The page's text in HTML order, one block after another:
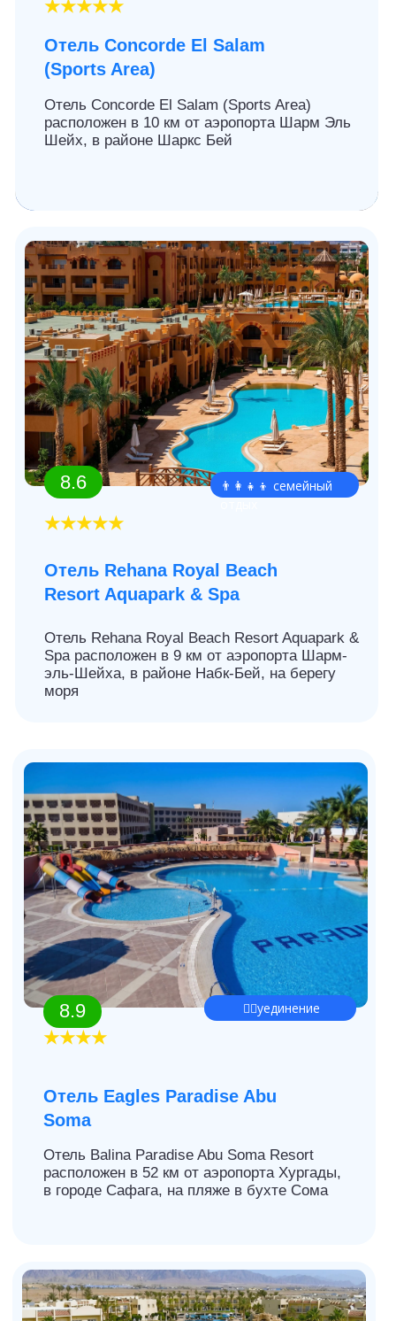
Отель Fayrouz
Resort
Отель Fayrouz Resort расположен в центре
Наама Бей, в 12 км от аэропорта Шарм-Эль-
Шейха
9.1